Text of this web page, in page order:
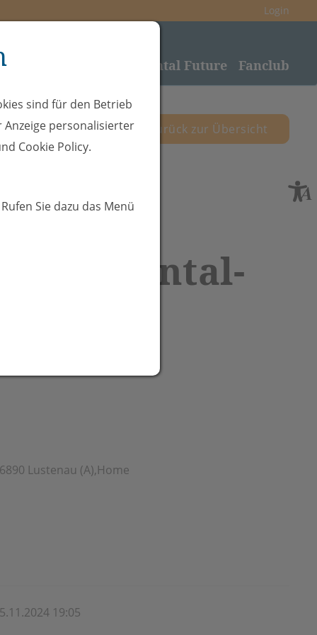
Login
Rheintal Future Fanclub
zurück zur Übersicht
SC Rheintal-
Lustenau (A),Home
19:05
sind für den Betrieb
personalisierter
Cookie Policy.
Sie dazu das Menü